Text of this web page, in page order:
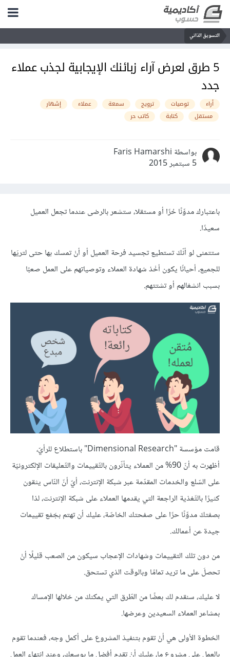
التسويق الذاتي
5 طرق لعرض آراء زبائنك الإيجابية لجذب عملاء
جدد
أراء توصيات ترويج سمعة عملاء
إشهار
مستقل
كتابة كاتب حر
بواسطة Faris Hamarshi
5 سبتمبر 2015
باعتبارك مدوِّنًا حُرًا أو مستقلا، ستشعر بالرضى عندما تجعل العميل
سعيدًا.
ستتمنى لو أنّكَ تستطيع تجسيد فرحة العميل أو أنْ تمسك بها حتى لتريَها
للجميع، أحيانًا يكون أخْذ شهادة العملاء وتوصياتهم على العمل صعبًا
بسبب انشغالهم أو تشتتهم.
قامت مؤسسة "Dimensional Research" باستطلاع للرأيّ،
أظهرت به أنّ 90% من العملاء يتأثّرون بالتّقييمات والتّعليقات الإلكترونيّة
على السّلع والخدمات المقدّمة عبر شبكة الإنترنت، أيّ أنّ النّاس يثقون
كثيرًا بالتّغذية الراجعة التي يقدمها العملاء على شبكة الإنترنت، لذا
بصفتكَ مدوِّنًا حرًا على صفحتك الخاصّة، عليك أن تهتم بجَمْع تقييمات
جيدة عن أعمالك.
من دون تلك التقييمات وشهادات الإعجاب سيكون من الصعب قليلًا أنْ
تحصلَ على ما تريد تمامًا وبالوقت الذي تستحق.
لا عليك، سنقدم لك بعضًا من الطّرق التي يمكنكَ من خلالها الإمساك
بمشاعر العملاء السعيدين وعرضها.
الخطوة الأولى هي أنْ تقوم بتنفيذ المشروع على أكمل وجه، فعندما تقوم